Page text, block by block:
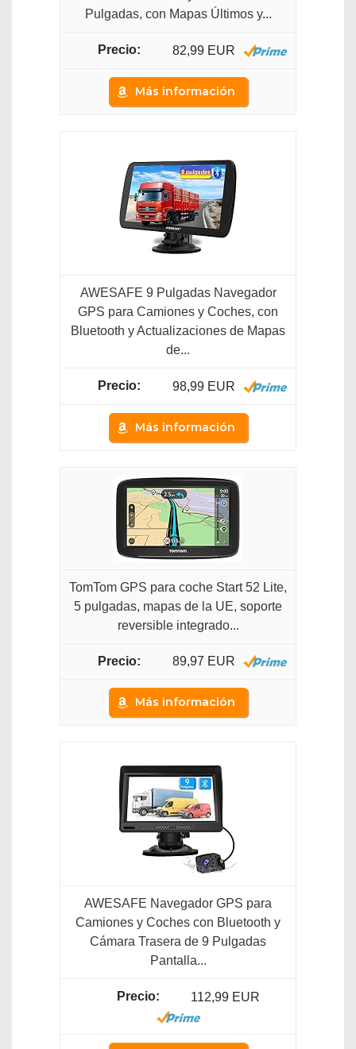
Pulgadas, con Mapas Últimos y...
82,99 EUR
Más información
AWESAFE 9 Pulgadas Navegador
GPS para Camiones y Coches, con
Bluetooth y Actualizaciones de Mapas
de...
98,99 EUR
Más información
TomTom GPS para coche Start 52 Lite,
5 pulgadas, mapas de la UE, soporte
reversible integrado...
89,97 EUR
Más información
AWESAFE Navegador GPS para
Camiones y Coches con Bluetooth y
Cámara Trasera de 9 Pulgadas
Pantalla...
112,99 EUR